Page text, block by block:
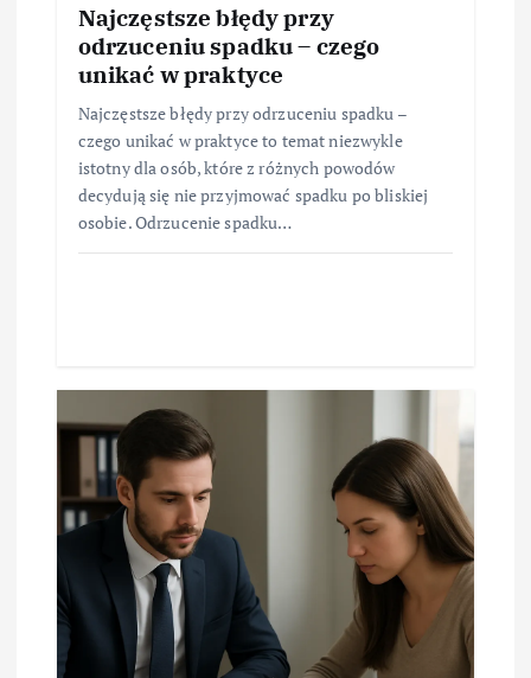
Najczęstsze błędy przy
odrzuceniu spadku – czego
unikać w praktyce
Najczęstsze błędy przy odrzuceniu spadku –
czego unikać w praktyce to temat niezwykle
istotny dla osób, które z różnych powodów
decydują się nie przyjmować spadku po bliskiej
osobie. Odrzucenie spadku…